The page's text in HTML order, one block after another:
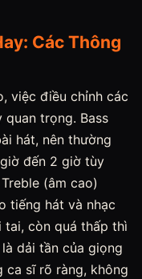
Các Thông
việc điều chỉnh các
quan trọng. Bass
hát, nên thường
đến 2 giờ tùy
(âm cao)
tiếng hát và nhạc
tai, còn quá thấp thì
dải tần của giọng
ca sĩ rõ ràng, không